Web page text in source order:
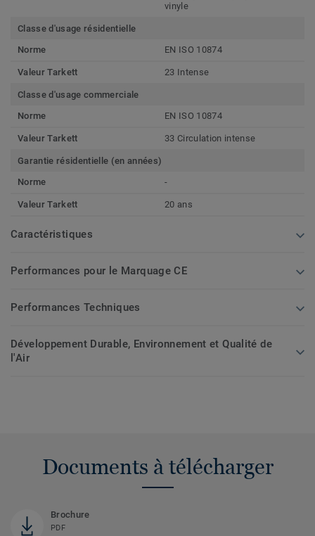
vinyle
Classe d'usage résidentielle
Norme
EN ISO 10874
Valeur Tarkett 23 Intense
Classe d'usage commerciale
Norme
EN ISO 10874
Valeur Tarkett 33 Circulation intense
Garantie résidentielle (en années)
Norme
-
Valeur Tarkett 20 ans
Caractéristiques
Performances pour le Marquage CE
Performances Techniques
Développement Durable, Environnement et Qualité de
l'Air
Documents à télécharger
Brochure
PDF